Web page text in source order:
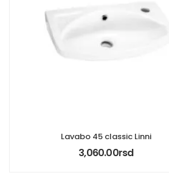
Lavabo 45 classic Linni
3,060.00rsd